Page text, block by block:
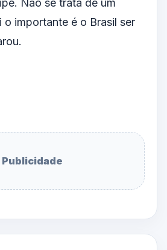
Não se trata de um
o importante é o Brasil ser
Publicidade